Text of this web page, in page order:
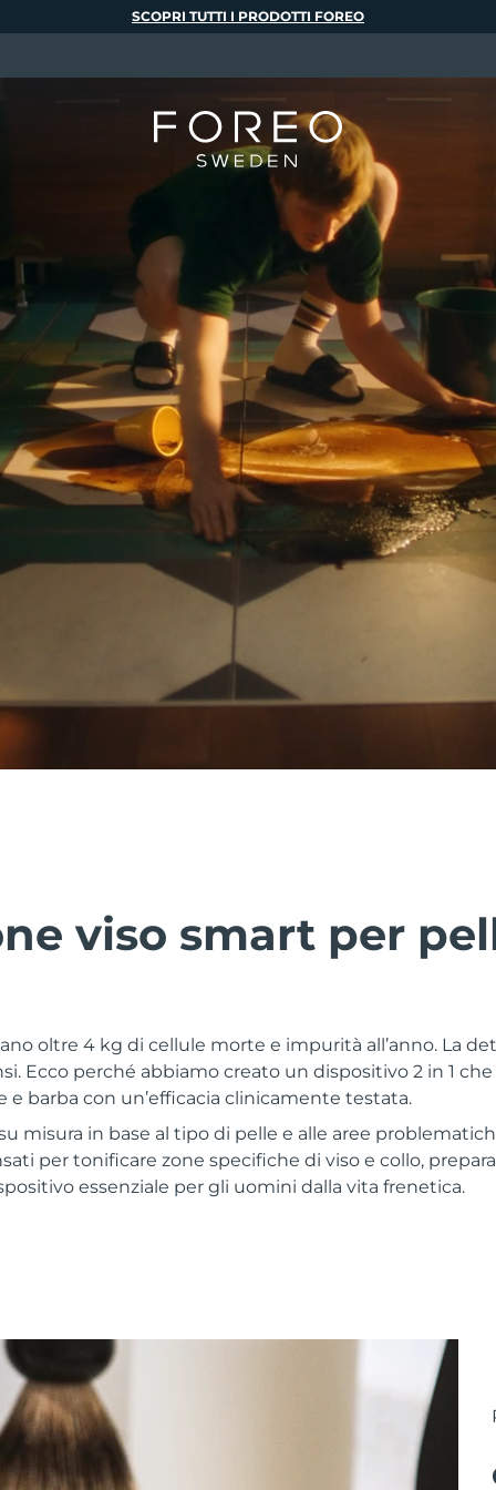
viso smart per
oltre 4 kg di cellule morte e impurità all’anno. La
Ecco perché abbiamo creato un dispositivo 2 in 1
e barba con un’efficacia clinicamente testata.
misura in base al tipo di pelle e alle aree
per tonificare zone specifiche di viso e collo,
essenziale per gli uomini dalla vita frenetica.
SCOPRI TUTTI I PRODOTTI FOREO